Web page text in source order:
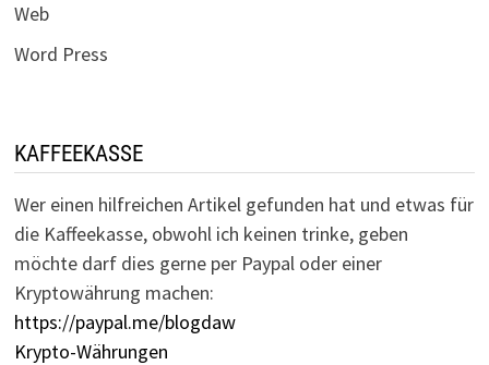
Web
Word Press
KAFFEEKASSE
Wer einen hilfreichen Artikel gefunden hat und etwas für
die Kaffeekasse, obwohl ich keinen trinke, geben
möchte darf dies gerne per Paypal oder einer
Kryptowährung machen:
https://paypal.me/blogdaw
Krypto-Währungen